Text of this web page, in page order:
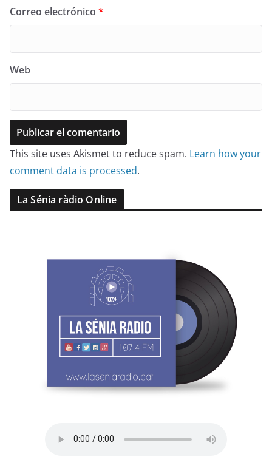
Correo electrónico *
Web
This site uses Akismet to reduce spam. Learn how your
comment data is processed.
La Sénia ràdio Online